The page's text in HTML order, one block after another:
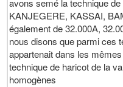
avons semé la technique
KANJEGERE, KASSAI,
également de 32.000A,
nous disons que parmi ces
appartenait dans les
technique de haricot de la
homogènes